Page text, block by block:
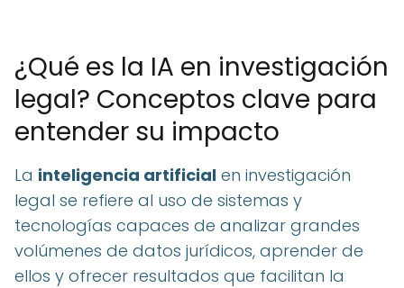
¿Qué es la IA en investigación
legal? Conceptos clave para
entender su impacto
La inteligencia artificial en investigación
legal se refiere al uso de sistemas y
tecnologías capaces de analizar grandes
volúmenes de datos jurídicos, aprender de
ellos y ofrecer resultados que facilitan la